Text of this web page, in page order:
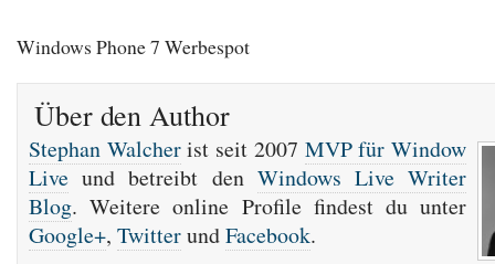
Windows Phone 7 Werbespot
Über den Author
Stephan Walcherist seit 2007 MVP für Window
Live und betreibt den Windows Live Writer
Blog. Weitere online Profile findest du unter
Google+, TwitterundFacebook.